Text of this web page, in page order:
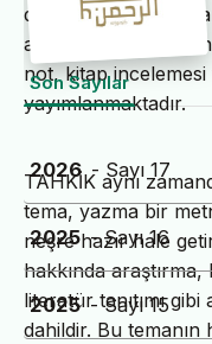
değerlendirme
alfabesine nakil
not, kitap
yayımlanmaktadır.
TAHKİK aynı
tema, yazma bir
neşre hazır hale
hakkında
literatür tanıtımı
dahildir. Bu
Son Sayılar
2026 - Sayı 17
2025 - Sayı 16
2025 - Sayı 15